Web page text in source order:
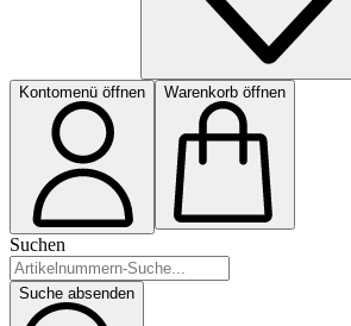
Kontomenü öffnen Warenkorb öffnen
Suchen
Suche absenden